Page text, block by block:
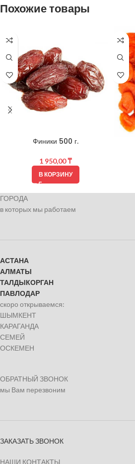
Похожие товары
Финики 500 г.
1 950,00₸
В КОРЗИНУ
ГОРОДА
в которых мы работаем
АСТАНА
АЛМАТЫ
ТАЛДЫКОРГАН
ПАВЛОДАР
скоро открываемся:
ШЫМКЕНТ
КАРАГАНДА
СЕМЕЙ
ОСКЕМЕН
ОБРАТНЫЙ ЗВОНОК
мы Вам перезвоним
ЗАКАЗАТЬ ЗВОНОК
НАШИ КОНТАКТЫ